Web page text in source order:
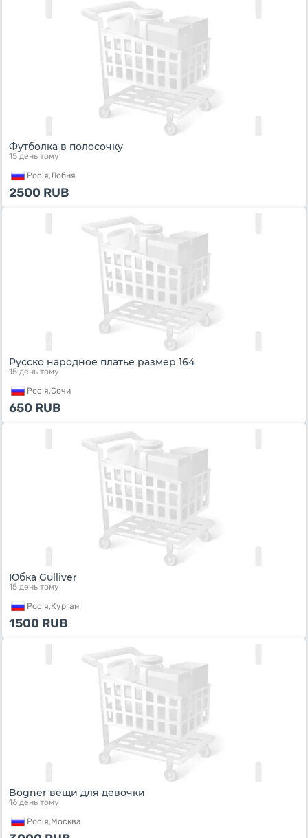
Футболка в полосочку
15 день тому
Росiя,Лобня
2500 RUB
Русско народное платье размер 164
15 день тому
Росiя,Сочи
650 RUB
Юбка Gulliver
15 день тому
Росiя,Курган
1500 RUB
Bogner вещи для девочки
16 день тому
Росiя,Москва